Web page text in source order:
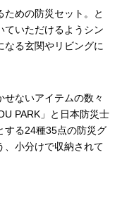
めの防災セット。と
ていただけるようシン
なる玄関やリビングに
せないアイテムの数々
PARK」と日本防災士
する24種35点の防災グ
、小分けで収納されて